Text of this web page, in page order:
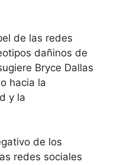
de las redes
dañinos de
Bryce Dallas
hacia la
y la
de los
redes sociales